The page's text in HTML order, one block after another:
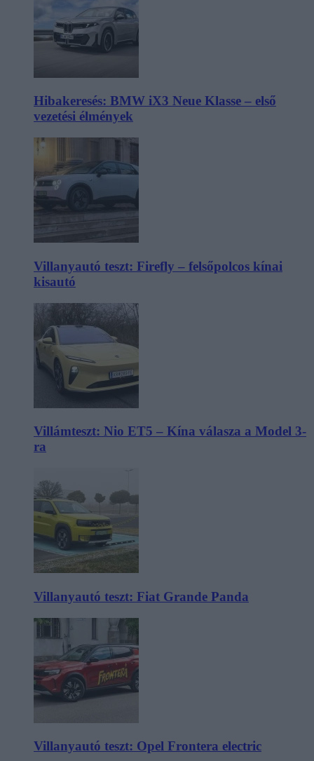
Hibakeresés: BMW iX3 Neue Klasse – első
vezetési élmények
Villanyautó teszt: Firefly – felsőpolcos kínai
kisautó
Villámteszt: Nio ET5 – Kína válasza a Model 3-
ra
Villanyautó teszt: Fiat Grande Panda
Villanyautó teszt: Opel Frontera electric